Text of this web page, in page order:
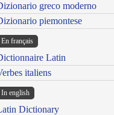
greco moderno
piemontese
En français
Latin
italiens
In english
Dictionary